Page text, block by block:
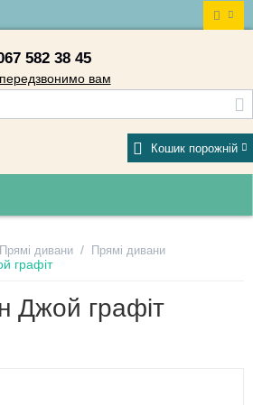
582 38 45
вам
Кошик порожній
Прямі дивани / Прямі дивани
графіт
Джой графіт